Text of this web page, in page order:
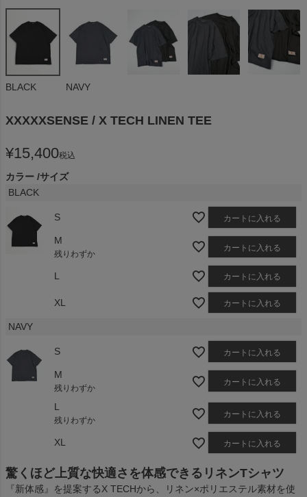
BLACK NAVY
XXXXXSENSE / X TECH LINEN TEE
¥15,400税込
カラー サイズ
BLACK
S カートに入れる
M
残りわずか
カートに入れる
L カートに入れる
XL カートに入れる
NAVY
S カートに入れる
M
残りわずか
カートに入れる
L
残りわずか
カートに入れる
XL カートに入れる
驚くほど上質な快適さを体感できるリネンTシャツ
『新体感』を提案するX TECHから、リネン×ポリエステル素材を使